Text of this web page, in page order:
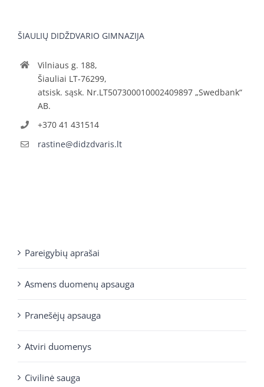
ŠIAULIŲ DIDŽDVARIO GIMNAZIJA
Vilniaus g. 188,
Šiauliai LT-76299,
atsisk. sąsk. Nr.LT507300010002409897 „Swedbank“
AB.
+370 41 431514
rastine@didzdvaris.lt
Pareigybių aprašai
Asmens duomenų apsauga
Pranešėjų apsauga
Atviri duomenys
Civilinė sauga